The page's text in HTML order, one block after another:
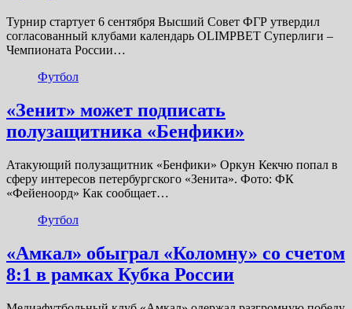
Турнир стартует 6 сентября Высший Совет ФГР утвердил
согласованный клубами календарь OLIMPBET Суперлиги –
Чемпионата России…
Футбол
«Зенит» может подписать
полузащитника «Бенфики»
Атакующий полузащитник «Бенфики» Оркун Кекчю попал в
сферу интересов петербургского «Зенита». Фото: ФК
«Фейеноорд» Как сообщает…
Футбол
«Амкал» обыграл «Коломну» со счетом
8:1 в рамках Кубка России